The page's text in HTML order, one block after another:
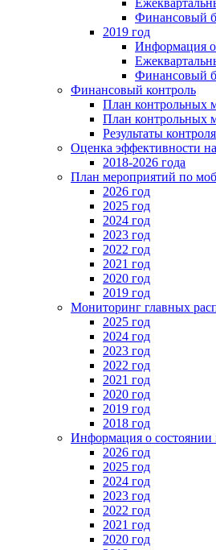
Финансовый
2019 год
Информация
Финансовый
Финансовый контроль
План контрольных
План контрольных
Результаты
Оценка эффективности
2018-2026 года
План мероприятий по
2026 год
2025 год
2024 год
2023 год
2022 год
2021 год
2020 год
2019 год
Мониторинг главных
2025 год
2024 год
2023 год
2022 год
2021 год
2020 год
2019 год
2018 год
Информация о состоянии
2026 год
2025 год
2024 год
2023 год
2022 год
2021 год
2020 год